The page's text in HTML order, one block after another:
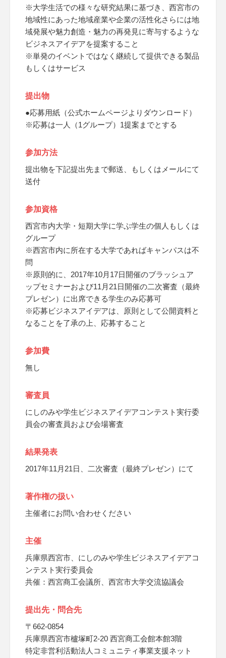
※大学生活での様々な研究結果に基づき、西宮市の
地域性にあった地域産業や企業の活性化さらには地
域発展や魅力創造・魅力の再発見に寄与するような
ビジネスアイデアを提案すること
※単発のイベントではなく継続して提供できる製品
もしくはサービス
提出物
●応募用紙（公式ホームページよりダウンロード）
※応募は一人（1グループ）1提案までとする
参加方法
提出物を下記提出先まで郵送、もしくはメールにて
送付
参加資格
西宮市内大学・短期大学に学ぶ学生の個人もしくは
グループ
※西宮市内に所在する大学であればキャンパスは不
問
※原則的に、2017年10月17日開催のブラッシュア
ップセミナーおよび11月21日開催の二次審査（最終
プレゼン）に出席できる学生のみ応募可
※応募ビジネスアイデアは、原則として公開資料と
なることを了承の上、応募すること
参加費
無し
審査員
にしのみや学生ビジネスアイデアコンテスト実行委
員会の審査員および会場審査
結果発表
2017年11月21日、二次審査（最終プレゼン）にて
著作権の扱い
主催者にお問い合わせください
主催
兵庫県西宮市、にしのみや学生ビジネスアイデアコ
ンテスト実行委員会
共催：西宮商工会議所、西宮市大学交流協議会
提出先・問合先
〒662-0854
兵庫県西宮市櫨塚町2-20 西宮商工会館本館3階
特定非営利活動法人コミュニティ事業支援ネット